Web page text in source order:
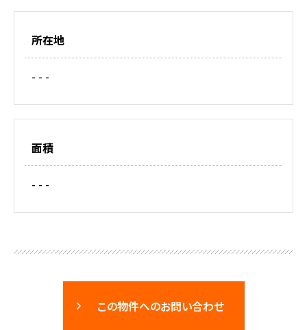
所在地
- - -
面積
- - -
この物件へのお問い合わせ